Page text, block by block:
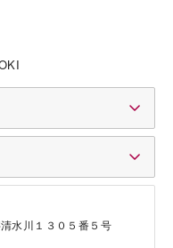
水川１３０５番５号